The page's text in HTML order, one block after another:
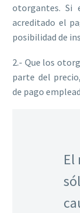
otorgantes. Si
acreditado el
posibilidad de
2.- Que los
parte del
de pago
El